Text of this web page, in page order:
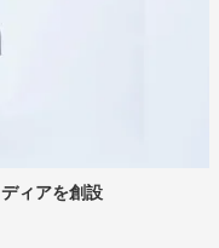
ィアを創設